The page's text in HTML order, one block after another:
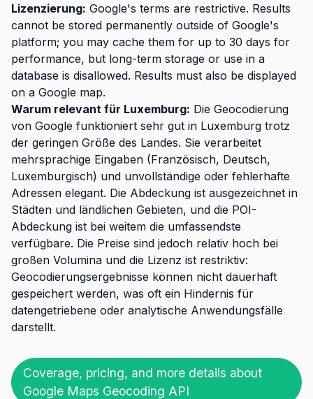
Lizenzierung: Google's terms are restrictive. Results
cannot be stored permanently outside of Google's
platform; you may cache them for up to 30 days for
performance, but long-term storage or use in a
database is disallowed. Results must also be displayed
on a Google map.
Warum relevant für Luxemburg: Die Geocodierung
von Google funktioniert sehr gut in Luxemburg trotz
der geringen Größe des Landes. Sie verarbeitet
mehrsprachige Eingaben (Französisch, Deutsch,
Luxemburgisch) und unvollständige oder fehlerhafte
Adressen elegant. Die Abdeckung ist ausgezeichnet in
Städten und ländlichen Gebieten, und die POI-
Abdeckung ist bei weitem die umfassendste
verfügbare. Die Preise sind jedoch relativ hoch bei
großen Volumina und die Lizenz ist restriktiv:
Geocodierungsergebnisse können nicht dauerhaft
gespeichert werden, was oft ein Hindernis für
datengetriebene oder analytische Anwendungsfälle
darstellt.
Coverage, pricing, and more details about
Google Maps Geocoding API